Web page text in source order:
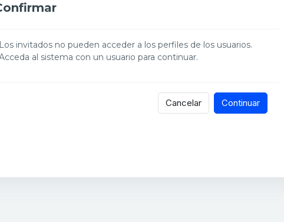
Los invitados no pueden acceder a los perfiles de los usuarios.
al sistema con un usuario para continuar.
Cancelar Continuar